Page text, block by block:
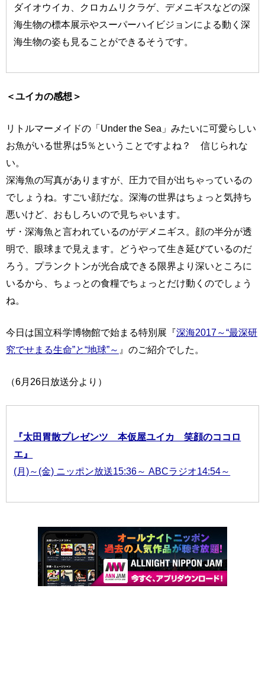
ダイオウイカ、クロカムリクラゲ、デメニギスなどの深
海生物の標本展示やスーパーハイビジョンによる動く深
海生物の姿も見ることができるそうです。
＜ユイカの感想＞
リトルマーメイドの「Under the Sea」みたいに可愛らしい
お魚がいる世界は5％ということですよね？ 信じられな
い。
深海魚の写真がありますが、圧力で目が出ちゃっているの
でしょうね。すごい顔だな。深海の世界はちょっと気持ち
悪いけど、おもしろいので見ちゃいます。
ザ・深海魚と言われているのがデメニギス。顔の半分が透
明で、眼球まで見えます。どうやって生き延びているのだ
ろう。プランクトンが光合成できる限界より深いところに
いるから、ちょっとの食糧でちょっとだけ動くのでしょう
ね。
今日は国立科学博物館で始まる特別展『深海2017～“最深研
究でせまる生命”と“地球”～ 』のご紹介でした。
（6月26日放送分より）
『太田胃散プレゼンツ 本仮屋ユイカ 笑顔のココロ
エ』
(月)～(金) ニッポン放送15:36～ ABCラジオ14:54～